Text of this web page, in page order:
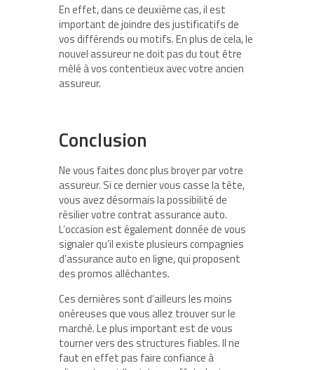
En effet, dans ce deuxième cas, il est
important de joindre des justificatifs de
vos différends ou motifs. En plus de cela, le
nouvel assureur ne doit pas du tout être
mêlé à vos contentieux avec votre ancien
assureur.
Conclusion
Ne vous faites donc plus broyer par votre
assureur. Si ce dernier vous casse la tête,
vous avez désormais la possibilité de
résilier votre contrat assurance auto.
L’occasion est également donnée de vous
signaler qu’il existe plusieurs compagnies
d’assurance auto en ligne, qui proposent
des promos alléchantes.
Ces dernières sont d’ailleurs les moins
onéreuses que vous allez trouver sur le
marché. Le plus important est de vous
tourner vers des structures fiables. Il ne
faut en effet pas faire confiance à